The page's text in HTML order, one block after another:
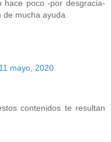
hace poco -por desgracia-
de mucha ayuda.
mayo, 2020
contenidos te resultan